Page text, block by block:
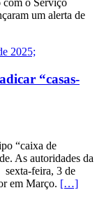
com o Serviço
um alerta de
“casas-
“caixa de
As autoridades da
sexta-feira, 3 de
em Março. […]